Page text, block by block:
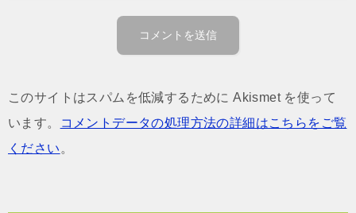
このサイトはスパムを低減するために Akismet を使って
います。
コメントデータの処理方法の詳細はこちらをご覧
ください 。